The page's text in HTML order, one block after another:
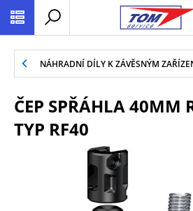
NÁHRADNÍ DÍLY K ZÁVĚSNÝM
ČEP SPŘÁHLA 40MM
TYP RF40